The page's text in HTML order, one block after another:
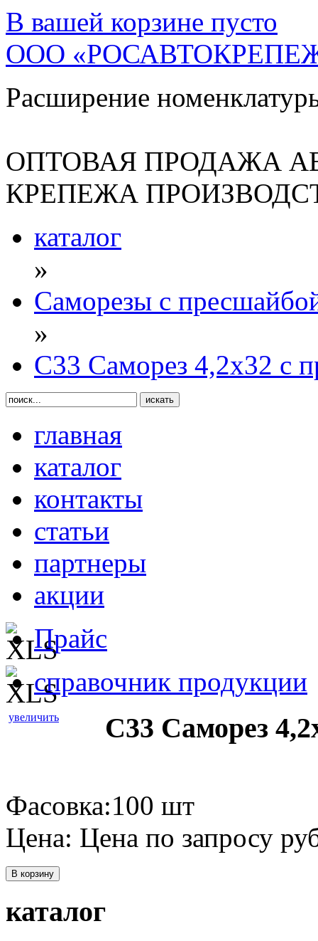
В вашей корзине пусто
ООО
Расширение
ОПТОВАЯ ПРОДАЖА
КРЕПЕЖА
каталог
»
Саморезы с
»
С33 Саморез 4,2х32 с
главная
каталог
контакты
статьи
партнеры
акции
Прайс
справочник продукции
увеличить С33 Саморез
Фасовка:100 шт
Цена: Цена по запросу
В корзину
каталог